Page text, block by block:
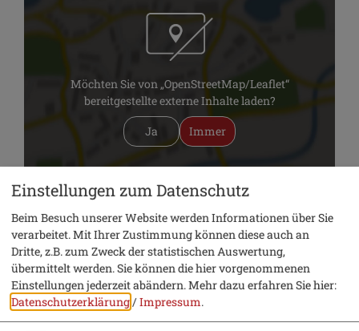
Möchten Sie von „OpenStreetMap/Leaflet“
bereitgestellte externe Inhalte laden?
Ja Immer
Stadt Beilngries, Tourismus und
Kultur
Hauptstraße 14
92339 Beilngries
08461 8435
Einstellungen zum Datenschutz
Beim Besuch unserer Website werden Informationen über Sie
verarbeitet. Mit Ihrer Zustimmung können diese auch an
Dritte, z.B. zum Zweck der statistischen Auswertung,
übermittelt werden. Sie können die hier vorgenommenen
Einstellungen jederzeit abändern.Mehr dazu erfahren Sie hier:
Datenschutzerklärung/Impressum.